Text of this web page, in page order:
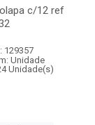
c/12 ref
129357
Unidade
Unidade(s)